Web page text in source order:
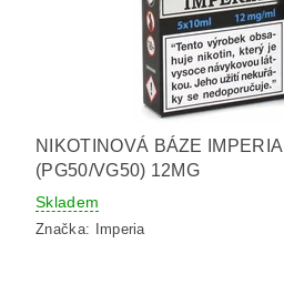
NIKOTINOVÁ BÁZE
(PG50/VG50) 12MG
Skladem
Značka: Imperia